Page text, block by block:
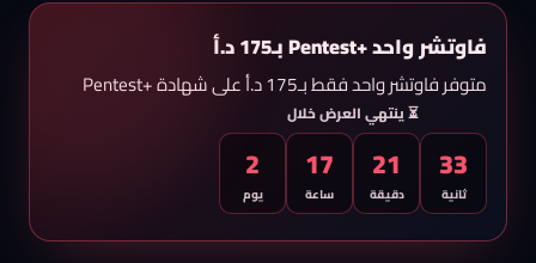
فاوتشر واحد +Pentest بـ175 د.أ
متوفر فاوتشر واحد فقط بـ175 د.أ على شهادة +Pentest
⏳ ينتهي العرض خلال
2
يوم
17
ساعة
21
دقيقة
32
ثانية